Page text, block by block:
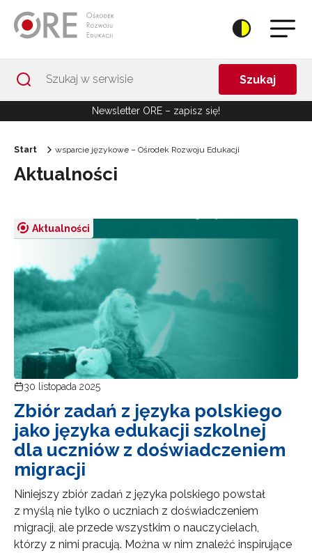
Szukaj
Newsletter ORE – zapisz się!
Start wsparcie językowe – Ośrodek Rozwoju Edukacji
Aktualności
Aktualności
30 listopada 2025
Zbiór zadań z języka polskiego
jako języka edukacji szkolnej
dla uczniów z doświadczeniem
migracji
Niniejszy zbiór zadań z języka polskiego powstał
z myślą nie tylko o uczniach z doświadczeniem
migracji, ale przede wszystkim o nauczycielach,
którzy z nimi pracują. Można w nim znaleźć inspirujące